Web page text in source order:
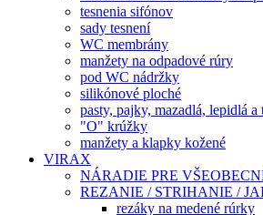
tesnenia sifónov
sady tesnení
WC membrány
manžety na odpadové rúry
pod WC nádržky
silikónové ploché
pasty, pajky, mazadlá, lepidlá a
"O" krúžky
manžety a klapky kožené
VIRAX
NÁRADIE PRE
REZANIE / STRIHANIE /
rezáky na medené rúrky